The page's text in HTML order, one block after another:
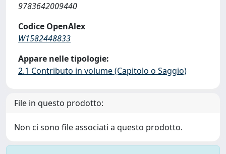
9783642009440
Codice OpenAlex
W1582448833
Appare nelle tipologie:
2.1 Contributo in volume (Capitolo o Saggio)
File in questo prodotto:
Non ci sono file associati a questo prodotto.